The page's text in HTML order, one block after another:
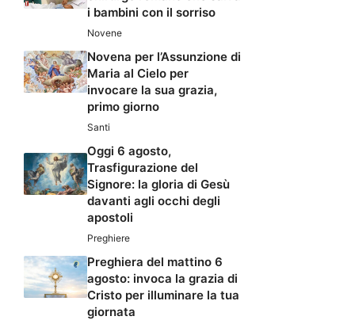
i bambini con il sorriso
Novene
Novena per l’Assunzione di
Maria al Cielo per
invocare la sua grazia,
primo giorno
Santi
Oggi 6 agosto,
Trasfigurazione del
Signore: la gloria di Gesù
davanti agli occhi degli
apostoli
Preghiere
Preghiera del mattino 6
agosto: invoca la grazia di
Cristo per illuminare la tua
giornata